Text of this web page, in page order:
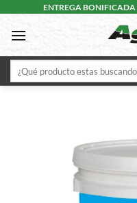
content
ENTREGA BONIFICADA
Buscar
por: